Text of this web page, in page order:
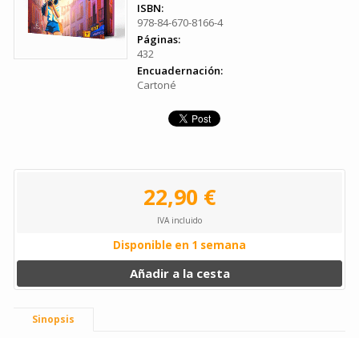
ISBN:
978-84-670-8166-4
Páginas:
432
Encuadernación:
Cartoné
22,90 €
IVA incluido
Disponible en 1 semana
Añadir a la cesta
Sinopsis